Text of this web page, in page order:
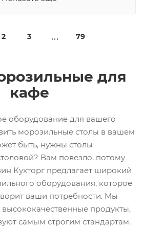
2 3 79
для
кафе
оборудование для вашего
морозильные столы в вашем
быть, нужны столы
Вам повезло, потому
Кухторг предлагает широкий
оборудования, которое
ваши потребности. Мы
продукты,
самым строгим стандартам.